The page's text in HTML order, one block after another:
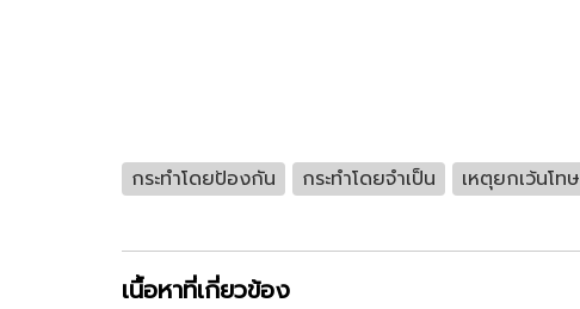
กระทำโดยป้องกัน กระทำโดยจำเป็น เหตุยกเว้นโทษ
เนื้อหาที่เกี่ยวข้อง